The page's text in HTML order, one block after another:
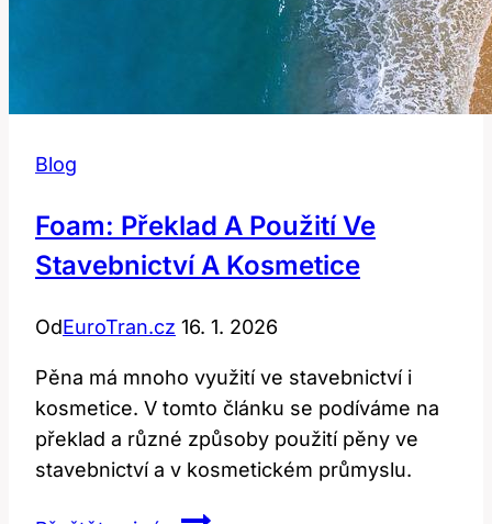
Blog
Foam: Překlad A Použití Ve
Stavebnictví A Kosmetice
OdEuroTran.cz 16. 1. 2026
Pěna má mnoho využití ve stavebnictví i
kosmetice. V tomto článku se podíváme na
překlad a různé způsoby použití pěny ve
stavebnictví a v kosmetickém průmyslu.
Foam: